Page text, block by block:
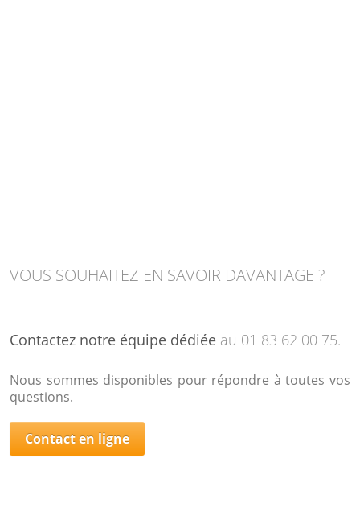
VOUS SOUHAITEZ EN SAVOIR DAVANTAGE ?
Contactez notre équipe dédiée au 01 83 62 00 75.
Nous sommes disponibles pour répondre à toutes vos
questions.
Contact en ligne